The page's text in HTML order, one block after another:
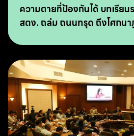
ความตายที่ป้องกันได้ บทเรียน
สตง. ถล่ม ถนนทรุด ถึงโศกน